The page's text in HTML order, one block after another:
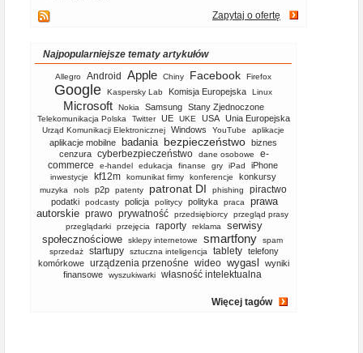
Zapytaj o ofertę
Najpopularniejsze tematy artykułów
Allegro Android Apple Chiny Facebook Firefox
Google Kaspersky Lab Komisja Europejska Linux
Microsoft Nokia Samsung Stany Zjednoczone
Telekomunikacja Polska Twitter UE UKE USA Unia Europejska
Urząd Komunikacji Elektronicznej Windows YouTube aplikacje
aplikacje mobilne badania bezpieczeństwo biznes
cenzura cyberbezpieczeństwo dane osobowe
e-
commerce
e-handel edukacja finanse gry iPad iPhone
inwestycje kf12m komunikat firmy konferencje konkursy
muzyka nols p2p patenty patronat DI phishing piractwo
podatki podcasty policja politycy polityka praca
prawa
autorskie prawo prywatność przedsiębiorcy
przegląd prasy
przeglądarki
przejęcia raporty reklama
serwisy
społecznościowe
sklepy internetowe smartfony
spam
sprzedaż
startupy sztuczna inteligencja tablety telefony
komórkowe
urządzenia przenośne wideo wygasl
wyniki
finansowe
wyszukiwarki własność intelektualna
Więcej tagów